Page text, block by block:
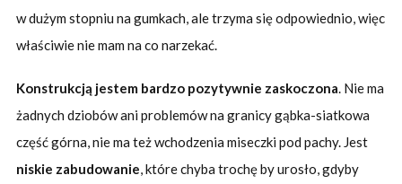
w dużym stopniu na gumkach, ale trzyma się odpowiednio, więc
właściwie nie mam na co narzekać.
Konstrukcją jestem bardzo pozytywnie zaskoczona. Nie ma
żadnych dziobów ani problemów na granicy gąbka-siatkowa
część górna, nie ma też wchodzenia miseczki pod pachy. Jest
niskie zabudowanie, które chyba trochę by urosło, gdyby